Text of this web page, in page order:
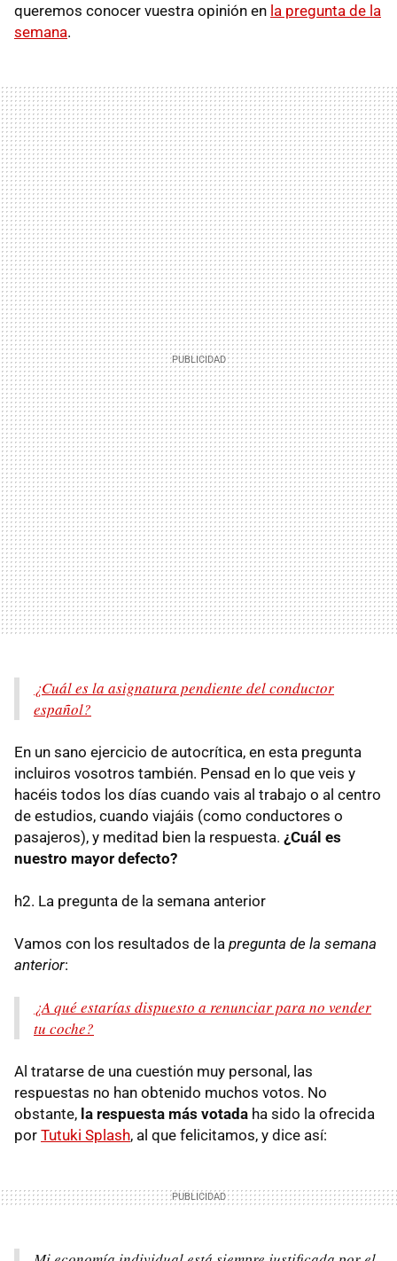
queremos conocer vuestra opinión en la pregunta de la
semana.
¿Cuál es la asignatura pendiente del conductor
español?
En un sano ejercicio de autocrítica, en esta pregunta
incluiros vosotros también. Pensad en lo que veis y
hacéis todos los días cuando vais al trabajo o al centro
de estudios, cuando viajáis (como conductores o
pasajeros), y meditad bien la respuesta. ¿Cuál es
nuestro mayor defecto?
h2. La pregunta de la semana anterior
Vamos con los resultados de la pregunta de la semana
anterior:
¿A qué estarías dispuesto a renunciar para no vender
tu coche?
Al tratarse de una cuestión muy personal, las
respuestas no han obtenido muchos votos. No
obstante, la respuesta más votada ha sido la ofrecida
por Tutuki Splash, al que felicitamos, y dice así: